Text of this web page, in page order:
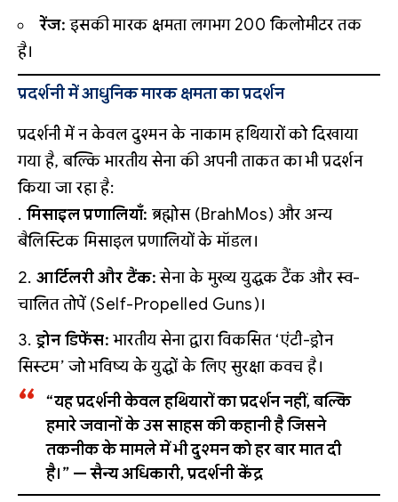
रेंज: इसकी मारक क्षमता लगभग 200 किलोमीटर तक
है।
प्रदर्शनी में आधुनिक मारक क्षमता का प्रदर्शन
प्रदर्शनी में न केवल दुश्मन के नाकाम हथियारों को दिखाया
गया है, बल्कि भारतीय सेना की अपनी ताकत का भी प्रदर्शन
किया जा रहा है:
मिसाइल प्रणालियाँ: ब्रह्मोस (BrahMos) और अन्य
बैलिस्टिक मिसाइल प्रणालियों के मॉडल।
आर्टिलरी और टैंक:सेना के मुख्य युद्धक टैंक और स्व-
चालित तोपें (Self-Propelled Guns)।
ड्रोन डिफेंस: भारतीय सेना द्वारा विकसित ‘एंटी-ड्रोन
सिस्टम’ जो भविष्य के युद्धों के लिए सुरक्षा कवच है।
“यह प्रदर्शनी केवल हथियारों का प्रदर्शन नहीं, बल्कि
हमारे जवानों के उस साहस की कहानी है जिसने
तकनीक के मामले में भी दुश्मन को हर बार मात दी
है।” —सैन्य अधिकारी, प्रदर्शनी केंद्र